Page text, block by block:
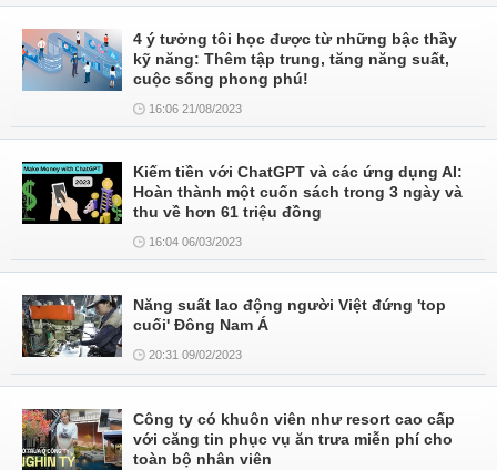
4 ý tưởng tôi học được từ những bậc thầy
kỹ năng: Thêm tập trung, tăng năng suất,
cuộc sống phong phú!
16:06 21/08/2023
Kiếm tiền với ChatGPT và các ứng dụng AI:
Hoàn thành một cuốn sách trong 3 ngày và
thu về hơn 61 triệu đồng
16:04 06/03/2023
Năng suất lao động người Việt đứng 'top
cuối' Đông Nam Á
20:31 09/02/2023
Công ty có khuôn viên như resort cao cấp
với căng tin phục vụ ăn trưa miễn phí cho
toàn bộ nhân viên